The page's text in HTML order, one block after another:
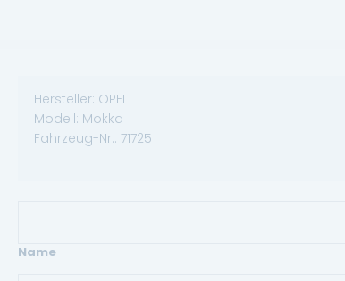
Hersteller: OPEL
Modell: Mokka
Fahrzeug-Nr.: 71725
Name